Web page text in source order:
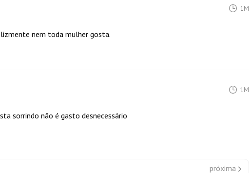
1M
nem toda mulher gosta.
1M
sorrindo não é gasto desnecessário
próxima